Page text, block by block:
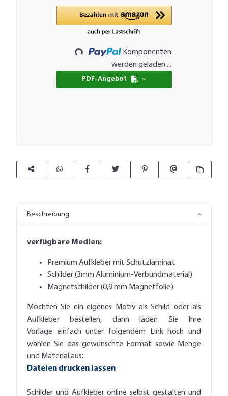
Loading...
Komponenten
werden geladen ...
PDF-Angebot
Beschreibung
verfügbare Medien:
Premium Aufkleber mit Schutzlaminat
Schilder (3mm Aluminium-Verbundmaterial)
Magnetschilder (0,9 mm Magnetfolie)
Möchten Sie ein eigenes Motiv als Schild oder als
Aufkleber bestellen, dann laden Sie Ihre
Vorlage einfach unter folgendem Link hoch und
wählen Sie das gewünschte Format sowie Menge
und Material aus:
Dateien drucken lassen
Schilder und Aufkleber online selbst gestalten und